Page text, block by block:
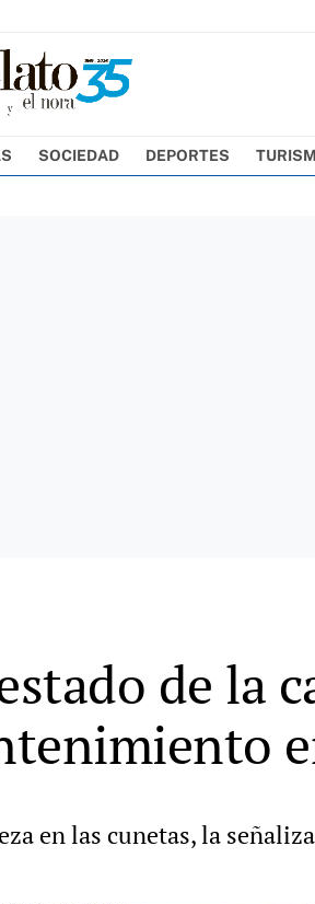
SOCIEDAD DEPORTES
de la
en las cunetas, la